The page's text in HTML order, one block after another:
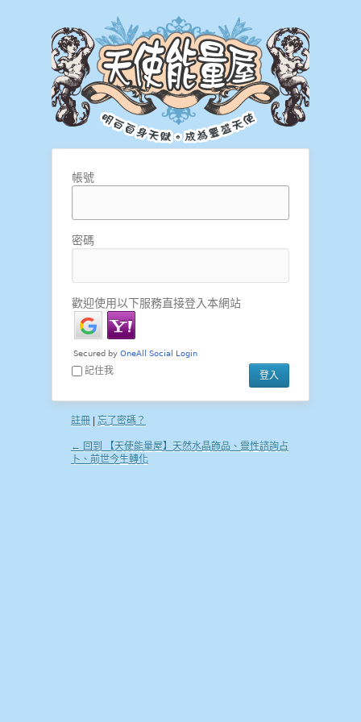
帳號
密碼
歡迎使用以下服務直接登入本網站
記住我
註冊 忘了密碼？
← 回到 【天使能量屋】天然水晶飾品、靈性諮詢占
卜、前世今生轉化